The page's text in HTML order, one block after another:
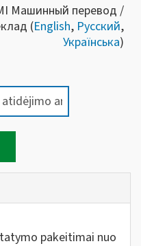
Машинный перевод /
(English, Русский,
Українська)
pakeitimai nuo